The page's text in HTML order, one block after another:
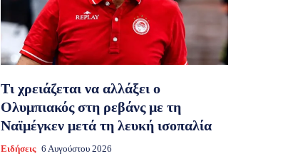
Τι χρειάζεται να αλλάξει ο
Ολυμπιακός στη ρεβάνς με τη
Ναϊμέγκεν μετά τη λευκή ισοπαλία
Ειδήσεις 6 Αυγούστου 2026